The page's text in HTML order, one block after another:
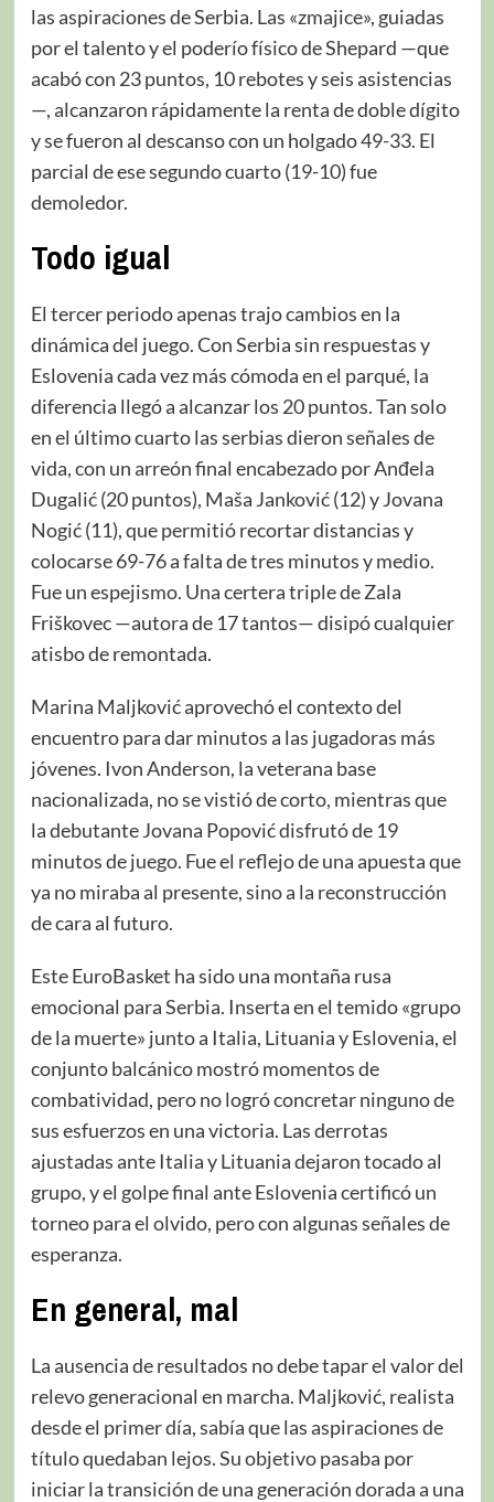
las aspiraciones de Serbia. Las «zmajice», guiadas
por el talento y el poderío físico de Shepard —que
acabó con 23 puntos, 10 rebotes y seis asistencias
—, alcanzaron rápidamente la renta de doble dígito
y se fueron al descanso con un holgado 49-33. El
parcial de ese segundo cuarto (19-10) fue
demoledor.
Todo igual
El tercer periodo apenas trajo cambios en la
dinámica del juego. Con Serbia sin respuestas y
Eslovenia cada vez más cómoda en el parqué, la
diferencia llegó a alcanzar los 20 puntos. Tan solo
en el último cuarto las serbias dieron señales de
vida, con un arreón final encabezado por Anđela
Dugalić (20 puntos), Maša Janković (12) y Jovana
Nogić (11), que permitió recortar distancias y
colocarse 69-76 a falta de tres minutos y medio.
Fue un espejismo. Una certera triple de Zala
Friškovec —autora de 17 tantos— disipó cualquier
atisbo de remontada.
Marina Maljković aprovechó el contexto del
encuentro para dar minutos a las jugadoras más
jóvenes. Ivon Anderson, la veterana base
nacionalizada, no se vistió de corto, mientras que
la debutante Jovana Popović disfrutó de 19
minutos de juego. Fue el reflejo de una apuesta que
ya no miraba al presente, sino a la reconstrucción
de cara al futuro.
Este EuroBasket ha sido una montaña rusa
emocional para Serbia. Inserta en el temido «grupo
de la muerte» junto a Italia, Lituania y Eslovenia, el
conjunto balcánico mostró momentos de
combatividad, pero no logró concretar ninguno de
sus esfuerzos en una victoria. Las derrotas
ajustadas ante Italia y Lituania dejaron tocado al
grupo, y el golpe final ante Eslovenia certificó un
torneo para el olvido, pero con algunas señales de
esperanza.
En general, mal
La ausencia de resultados no debe tapar el valor del
relevo generacional en marcha. Maljković, realista
desde el primer día, sabía que las aspiraciones de
título quedaban lejos. Su objetivo pasaba por
iniciar la transición de una generación dorada a una